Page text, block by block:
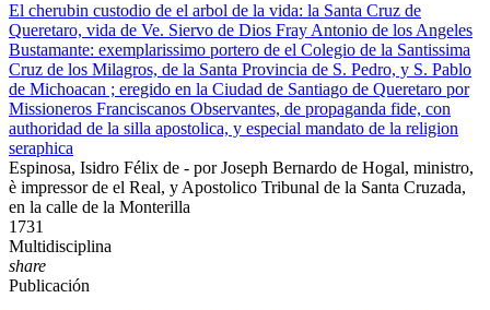
El cherubin custodio de el arbol de la vida: la Santa Cruz de
Queretaro, vida de Ve. Siervo de Dios Fray Antonio de los Angeles
Bustamante: exemplarissimo portero de el Colegio de la Santissima
Cruz de los Milagros, de la Santa Provincia de S. Pedro, y S. Pablo
de Michoacan ; eregido en la Ciudad de Santiago de Queretaro por
Missioneros Franciscanos Observantes, de propaganda fide, con
authoridad de la silla apostolica, y especial mandato de la religion
seraphica
Espinosa, Isidro Félix de - por Joseph Bernardo de Hogal, ministro,
è impressor de el Real, y Apostolico Tribunal de la Santa Cruzada,
en la calle de la Monterilla
1731
Multidisciplina
share
Publicación